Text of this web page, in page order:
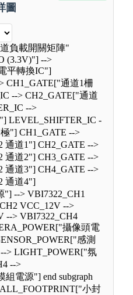
圖
道負載開關矩陣"
(3.3V)"] -->
平轉換IC"]
CH1_GATE["通道1柵
--> CH2_GATE["通道
-->
LEVEL_SHIFTER_IC -
"] CH1_GATE -->
通道1"] CH2_GATE -->
通道2"] CH3_GATE -->
通道3"] CH4_GATE -->
通道4"]
--> VBI7322_CH1
VCC_12V -->
--> VBI7322_CH4
攝像頭電
感測
> LIGHT_POWER["氛
-->
電源"] end subgraph
小封